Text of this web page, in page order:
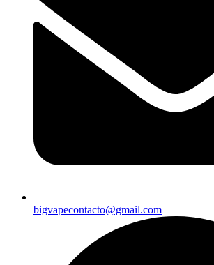
bigvapecontacto@gmail.com